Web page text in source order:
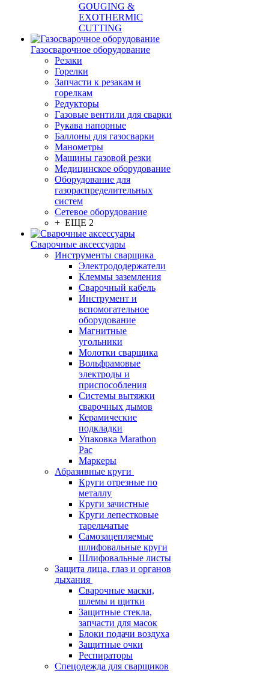
GOUGING &
EXOTHERMIC
CUTTING
Газосварочное оборудование
Резаки
Горелки
Запчасти к резакам и
горелкам
Редукторы
Газовые вентили для сварки
Рукава напорные
Баллоны для газосварки
Манометры
Машины газовой резки
Медицинское оборудование
Оборудование для
газораспределительных
систем
Сетевое оборудование
+ ЕЩЕ 2
Сварочные аксессуары
Инструменты сварщика
Электрододержатели
Клеммы заземления
Сварочный кабель
Инструмент и
вспомогательное
оборудование
Магнитные
угольники
Молотки сварщика
Вольфрамовые
электроды и
приспособления
Системы вытяжки
сварочных дымов
Керамические
подкладки
Упаковка Marathon
Pac
Маркеры
Абразивные круги
Круги отрезные по
металлу
Круги зачистные
Круги лепестковые
тарельчатые
Самозацепляемые
шлифовальные круги
Шлифовальные листы
Защита лица, глаз и органов
дыхания
Сварочные маски,
шлемы и щитки
Защитные стекла,
запчасти для масок
Блоки подачи воздуха
Защитные очки
Респираторы
Спецодежда для сварщиков